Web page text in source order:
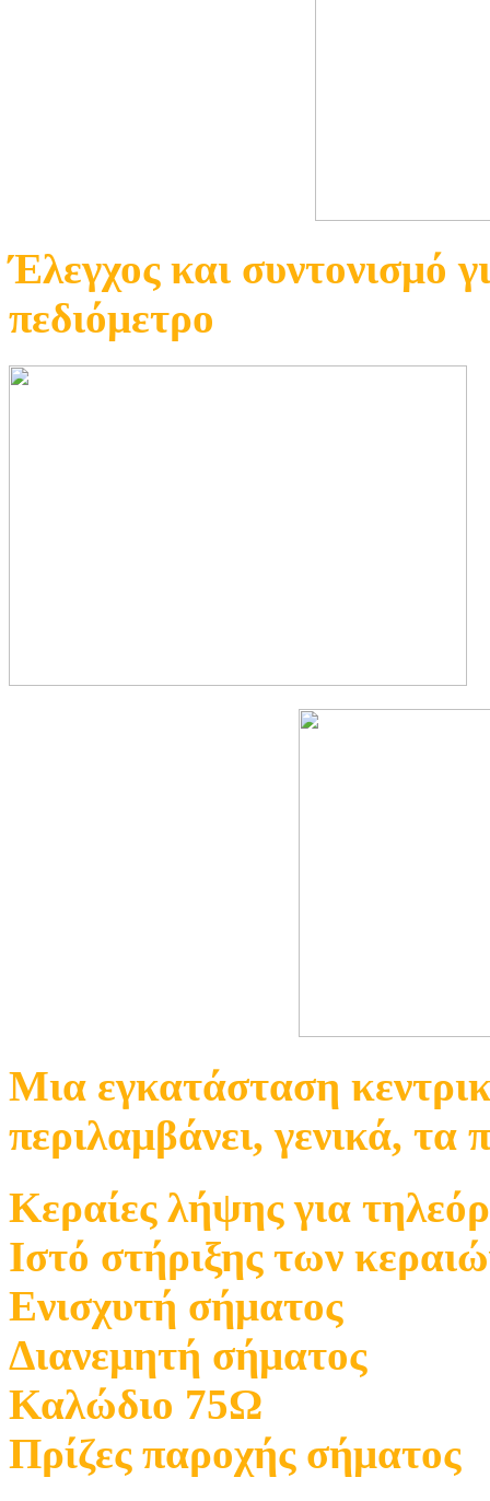
Έλεγχος και συντονισμό
πεδιόμετρο
Μια εγκατάσταση
περιλαμβάνει, γενικά, τα
Κεραίες λήψης για
Ιστό στήριξης των
Ενισχυτή σήματος
Διανεμητή σήματος
Καλώδιο 75Ω
Πρίζες παροχής σήματος